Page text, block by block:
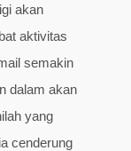
akan
aktivitas
semakin
dalam akan
yang
cenderung